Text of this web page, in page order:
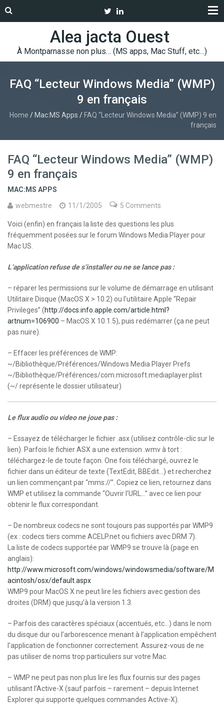
Alea jacta Ouest
À Montparnasse non plus… (MS apps, Mac Stuff, etc…)
FAQ “Lecteur Windows Media” (WMP)
9 en français
Home / Mac:MS Apps / FAQ “Lecteur Windows Media” (WMP) 9 en
français
FAQ “Lecteur Windows Media” (WMP)
9 en français
MAC:MS APPS
webmestre
11/1/2005 5 Comments
Voici (enfin) en français la liste des questions les plus
fréquemment posées sur le forum Windows Media Player pour
Mac US.
L’application refuse de s’installer ou ne se lance pas :
– réparer les permissions sur le volume de démarrage en utilisant
Utilitaire Disque (MacOS X > 10.2) ou l’utilitaire Apple “Repair
Privileges” (http://docs.info.apple.com/article.html?
artnum=106900 – MacOS X 10.1.5), puis redémarrer (ça ne peut
pas nuire).
– Effacer les préférences de WMP:
~/Bibliothèque/Préférences/Windows Media Player Prefs
~/Bibliothèque/Préférences/com.microsoft.mediaplayer.plist
(~/ représente le dossier utilisateur)
Le flux audio ou video ne joue pas :
– Essayez de télécharger le fichier .asx (utilisez contrôle-clic sur le
lien). Parfois le fichier ASX a une extension .wmv à tort :
téléchargez-le de toute façon. One fois téléchargé, ouvrez le
fichier dans un éditeur de texte (TextEdit, BBEdit…) et recherchez
un lien commençant par “mms://”. Copiez ce lien, retournez dans
WMP et utilisez la commande “Ouvrir l’URL…” avec ce lien pour
obtenir le flux correspondant.
– De nombreux codecs ne sont toujours pas supportés par WMP9
(ex : codecs tiers comme ACELP.net ou fichiers avec DRM 7).
La liste de codecs supportée par WMP9 se trouve là (page en
anglais):
http://www.microsoft.com/windows/windowsmedia/software/M
acintosh/osx/default.aspx
WMP9 pour MacOS X ne peut lire les fichiers avec gestion des
droites (DRM) que jusqu’à la version 1.3.
– Parfois des caractères spéciaux (accentués, etc…) dans le nom
du disque dur ou l’arborescence menant à l’application empêchent
l’application de fonctionner correctement. Assurez-vous de ne
pas utiliser de noms trop particuliers sur votre Mac.
– WMP ne peut pas non plus lire les flux fournis sur des pages
utilisant l’Active-X (sauf parfois – rarement – depuis Internet
Explorer qui supporte quelques commandes Active-X).